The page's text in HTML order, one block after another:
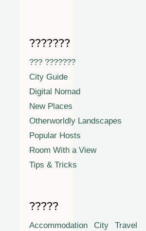
???????
??? ???????
City Guide
Digital Nomad
New Places
Otherworldly Landscapes
Popular Hosts
Room With a View
Tips & Tricks
?????
Accommodation City Travel